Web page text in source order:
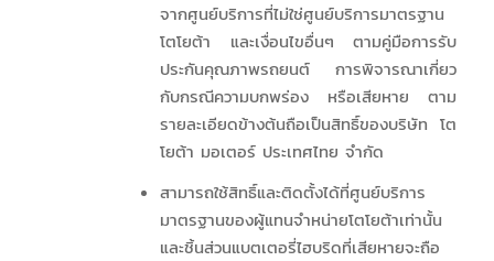
จากศูนย์บริการที่ไม่ใช่ศูนย์บริการมาตรฐาน
โตโยต้า และเงื่อนไขอื่นๆ ตามคู่มือการรับ
ประกันคุณภาพรถยนต์ การพิจารณาเกี่ยว
กับกรณีความบกพร่อง หรือเสียหาย ตาม
รายละเอียดข้างต้นถือเป็นสิทธิ์ของบริษัท โต
โยต้า มอเตอร์ ประเทศไทย จำกัด
สามารถใช้สิทธิ์และติดตั้งได้ที่ศูนย์บริการ
มาตรฐานของผู้แทนจำหน่ายโตโยต้าเท่านั้น
และชิ้นส่วนแบตเตอรี่ไฮบริดที่เสียหายจะถือ